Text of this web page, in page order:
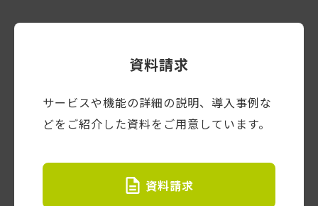
資料請求
サービスや機能の詳細の説明、導入事例な
どをご紹介した資料をご用意しています。
資料請求